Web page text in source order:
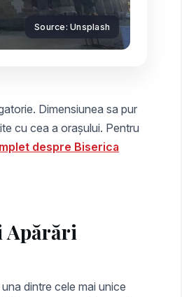
Source: Unsplash
Dimensiunea sa pur
cu cea a orașului. Pentru
despre Biserica
Apărări
dintre cele mai unice